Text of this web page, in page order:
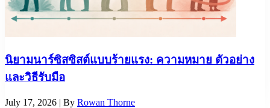
นิยามนาร์ซิสซิสต์แบบร้ายแรง: ความหมาย ตัวอย่าง
และวิธีรับมือ
July 17, 2026 | By Rowan Thorne